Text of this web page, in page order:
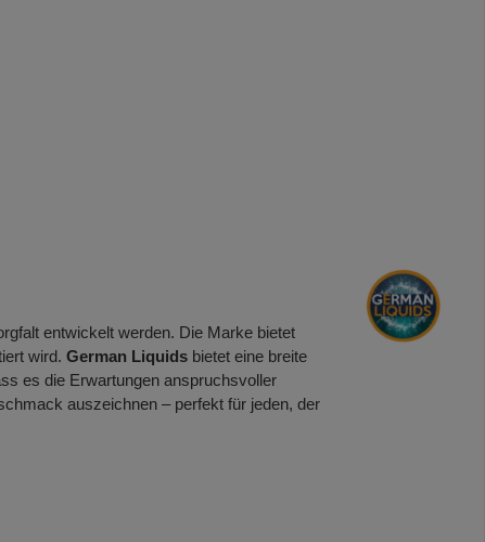
entwickelt werden. Die Marke bietet
wird. German Liquids bietet eine breite
es die Erwartungen anspruchsvoller
auszeichnen – perfekt für jeden, der